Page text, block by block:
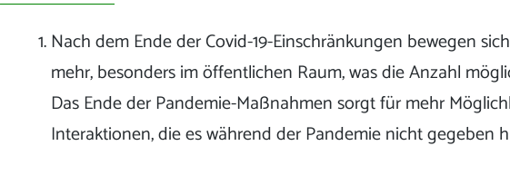
Nach dem Ende der Covid-19-Einschränkungen bewegen
mehr, besonders im öffentlichen Raum, was die Anzahl
Das Ende der Pandemie-Maßnahmen sorgt für mehr
Interaktionen, die es während der Pandemie nicht gegeben